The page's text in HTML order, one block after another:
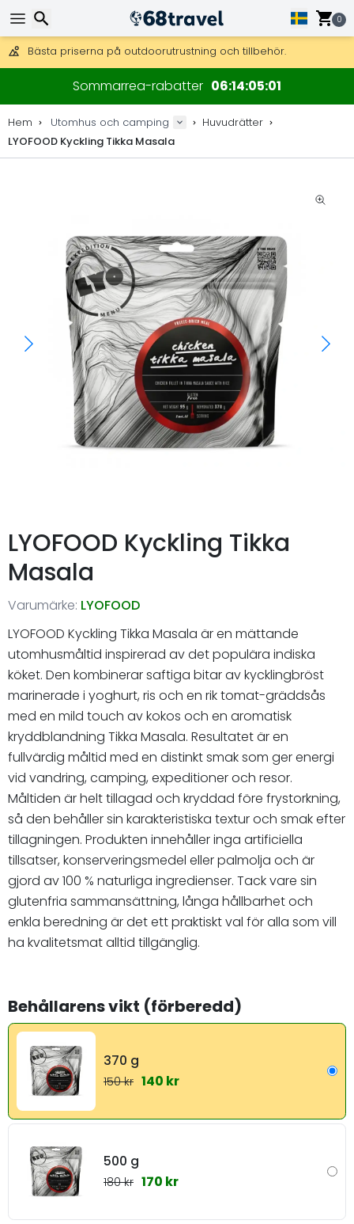
0
DHL Express över natten är också tillgängligt.
30 dagar för retur, 90 dagar för träkartor och dekorationer.
Bästa priserna på outdoorutrustning och tillbehör.
Sommarrea-rabatter 06 14 05 01
Hem Utomhus och camping
Huvudrätter
LYOFOOD Kyckling Tikka Masala
LYOFOOD Kyckling Tikka
Masala
Varumärke: LYOFOOD
LYOFOOD Kyckling Tikka Masala är en mättande
utomhusmåltid inspirerad av det populära indiska
köket. Den kombinerar saftiga bitar av kycklingbröst
marinerade i yoghurt, ris och en rik tomat-gräddsås
med en mild touch av kokos och en aromatisk
kryddblandning Tikka Masala. Resultatet är en
fullvärdig måltid med en distinkt smak som ger energi
vid vandring, camping, expeditioner och resor.
Måltiden är helt tillagad och kryddad före frystorkning,
så den behåller sin karakteristiska textur och smak efter
tillagningen. Produkten innehåller inga artificiella
tillsatser, konserveringsmedel eller palmolja och är
gjord av 100 % naturliga ingredienser. Tack vare sin
glutenfria sammansättning, långa hållbarhet och
enkla beredning är det ett praktiskt val för alla som vill
ha kvalitetsmat alltid tillgänglig.
Behållarens vikt (förberedd)
370 g
150 kr 140 kr
500 g
180 kr 170 kr